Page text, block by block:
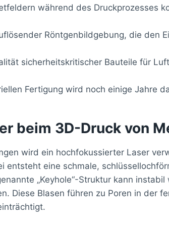
während des Druckprozesses
Röntgenbildgebung, die den
sicherheitskritischer Bauteile für
Fertigung wird noch einige Jahre
beim 3D-Druck von
wird ein hochfokussierter Laser
entsteht eine schmale,
„Keyhole“-Struktur kann
Diese Blasen führen zu Poren in der